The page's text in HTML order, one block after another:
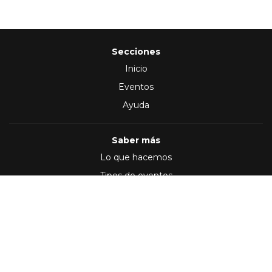
Secciones
Inicio
Eventos
Ayuda
Saber más
Lo que hacemos
Tipos de eventos